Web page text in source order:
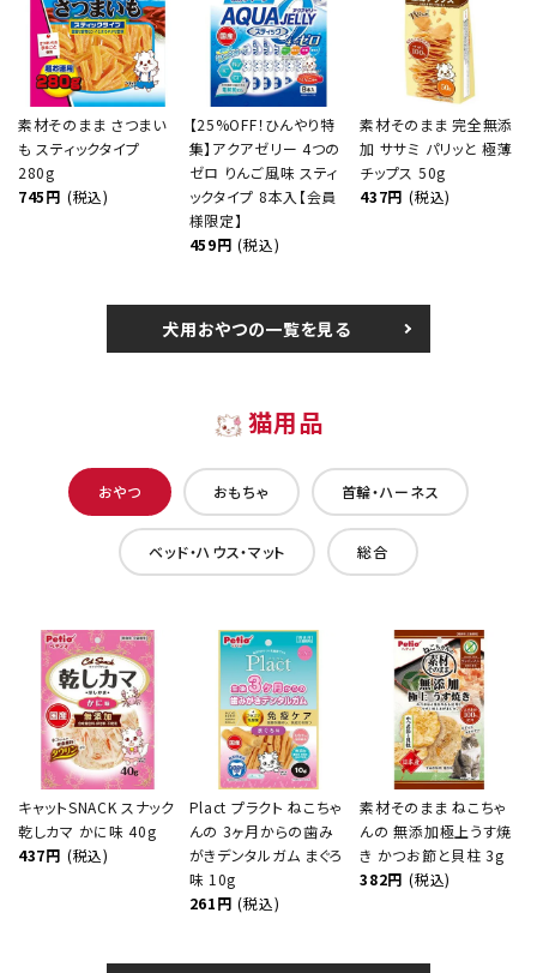
素材そのまま さつまい
も スティックタイプ
280g
745円 (税込)
【25%OFF！ひんやり特
集】アクアゼリー 4つの
ゼロ りんご風味 スティ
ックタイプ 8本入【会員
様限定】
459円 (税込)
素材そのまま 完全無添
加 ササミ パリッと 極薄
チップス 50g
437円 (税込)
犬用おやつの一覧を見る
猫用品
おやつ おもちゃ 首輪・ハーネス
ベッド・ハウス・マット 総合
キャットSNACK スナック
乾しカマ かに味 40g
437円 (税込)
Plact プラクト ねこちゃ
んの 3ヶ月からの歯み
がきデンタルガム まぐろ
味 10g
261円 (税込)
素材そのまま ねこちゃ
んの 無添加極上うす焼
き かつお節と貝柱 3g
382円 (税込)